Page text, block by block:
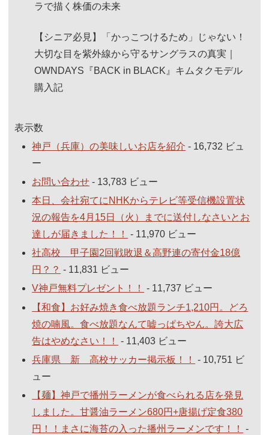
ラで描く株価の未来
【シニア必見】「かっこつけるため」じゃない！
大切な目を紫外線から守るサングラスの真実｜
OWNDAYS『BACK in BLACK』キムタクモデル
購入記
表示数
神戸（兵庫）の美味しいお店を紹介 - 16,732 ビュ
ー
お問い合わせ - 13,783 ビュー
本日、会社宛てにNHKからテレビ等受信機設置状
況の報告を4月15日（火）までに送付しなさいとお
達しが届きました！！
- 11,970 ビュー
社高校 甲子園2回戦敗退＆高野連の寄付金18億
円？？ - 11,831 ビュー
V神戸無料プレゼント！！
- 11,737 ビュー
【和食】お好み焼き食べ放題ランチ1,210円。どろ
焼の喃風。食べ放題なんて嘘っぱちやん。誇大広
告はやめなさい！！
- 11,403 ビュー
兵庫県 新 高校サッカー掲示板！！
- 10,751 ビ
ュー
【麺】神戸で播州ラーメンが食べられる店を発見
しました。甘醤油ラーメン680円+唐揚げ定食380
円！！まさに海苔の入った播州ラーメンです！！
-